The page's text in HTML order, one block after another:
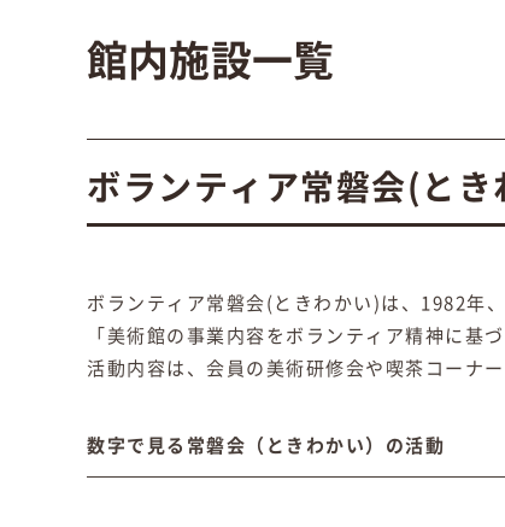
館内施設一覧
ボランティア常磐会(とき
ボランティア常磐会(ときわかい)は、1982年
「美術館の事業内容をボランティア精神に基
活動内容は、会員の美術研修会や喫茶コーナ
数字で見る常磐会（ときわかい）の活動